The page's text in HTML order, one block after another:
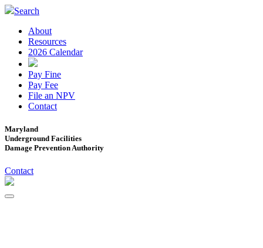
Search
About
Resources
2026 Calendar
Pay Fine
Pay Fee
File an NPV
Contact
Maryland
Underground Facilities
Damage Prevention Authority
Contact